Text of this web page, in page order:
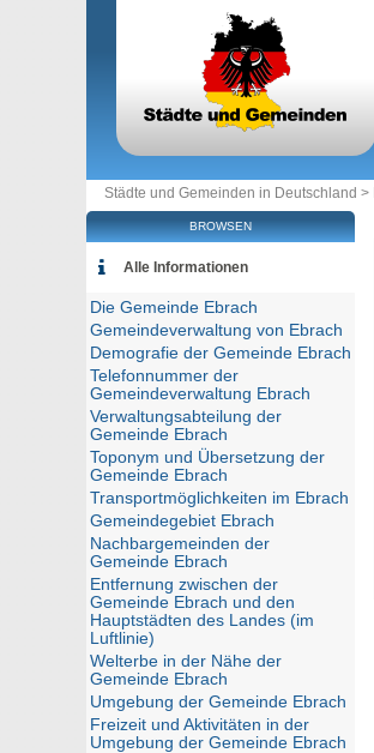
Städte und Gemeinden in Deutschland >
BROWSEN
Alle Informationen
Die Gemeinde Ebrach
Gemeindeverwaltung von Ebrach
Demografie der Gemeinde Ebrach
Telefonnummer der
Gemeindeverwaltung Ebrach
Verwaltungsabteilung der
Gemeinde Ebrach
Toponym und Übersetzung der
Gemeinde Ebrach
Transportmöglichkeiten im Ebrach
Gemeindegebiet Ebrach
Nachbargemeinden der
Gemeinde Ebrach
Entfernung zwischen der
Gemeinde Ebrach und den
Hauptstädten des Landes (im
Luftlinie)
Welterbe in der Nähe der
Gemeinde Ebrach
Umgebung der Gemeinde Ebrach
Freizeit und Aktivitäten in der
Umgebung der Gemeinde Ebrach